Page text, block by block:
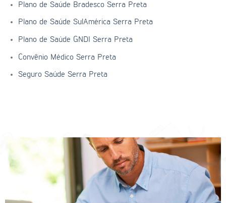
Plano de Saúde Bradesco Serra Preta
Plano de Saúde SulAmérica Serra Preta
Plano de Saúde GNDI Serra Preta
Convênio Médico Serra Preta
Seguro Saúde Serra Preta